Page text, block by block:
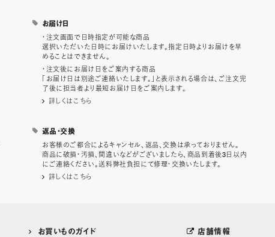
お届け日
・注文画面で日時指定が可能な商品
選択いただいた日時にお届けいたします。指定日時よりお届けを早
めることはできません。
・注文後にお届け日をご案内する商品
「お届け日は別途ご連絡いたします。」と表示される場合は、ご注文完
了後に担当者より最短お届け日をご案内します。
詳しくはこちら
返品・交換
お客様のご都合によるキャンセル、返品、交換は承っておりません。
商品に破損・汚損、間違いなどがございましたら、商品到着後3日以内
にご連絡ください。送料弊社負担にて修理・交換いたします。
詳しくはこちら
お買いものガイド 店舗情報